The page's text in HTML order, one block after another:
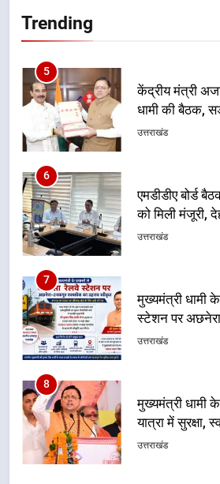
Trending
धामी की बैठक,
6
एमडीडीए बोर्ड
को मिली मंजूरी,
नियोजित विकास
उत्तराखंड
7
मुख्यमंत्री धामी
स्टेशन पर
ठहराव हुआ स्वीकृत
उत्तराखंड
8
मुख्यमंत्री धामी
यात्रा में सुरक्षा,
सेवाओं की बनी
उत्तराखंड
1
मुख्यमंत्री धामी
समयबद्ध एवं
लाभार्थियों के
उत्तराखंड